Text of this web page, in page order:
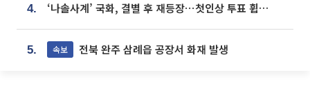
4. ‘나솔사계’ 국화, 결별 후 재등장⋯첫인상 투표 휩쓸고 ‘인기녀’ 등극
5. 속보 전북 완주 삼례읍 공장서 화재 발생